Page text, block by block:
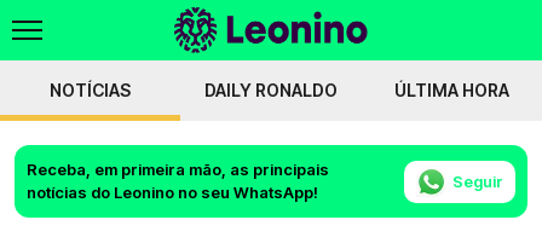
NOTÍCIAS DAILY RONALDO ÚLTIMA HORA
Receba, em primeira mão, as principais
notícias do Leonino no seu WhatsApp!
Seguir